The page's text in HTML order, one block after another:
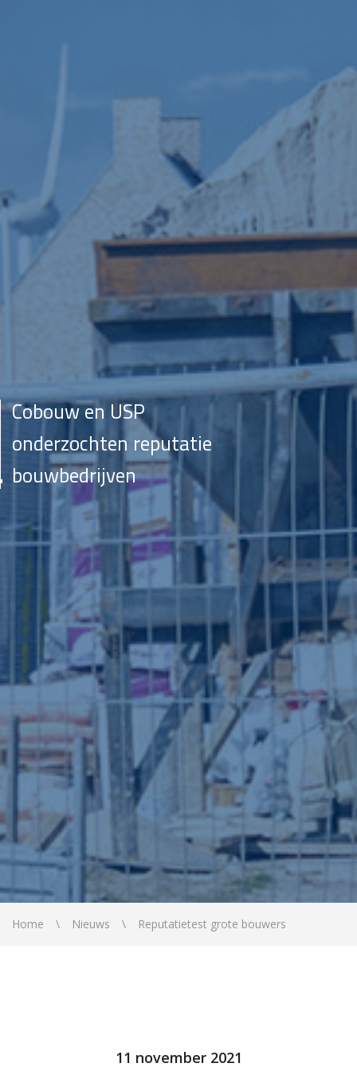
Cobouw en USP
onderzochten reputatie
bouwbedrijven
Home Nieuws Reputatietest grote bouwers
11 november 2021